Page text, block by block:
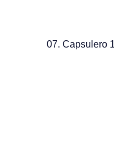
07. Capsulero